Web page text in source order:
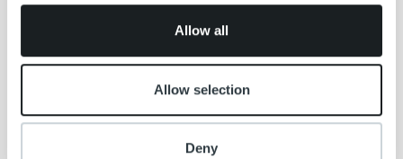
Allow all
Allow selection
Deny
tarjoaja Suomessa. Palvelumme kattaa koko laskun
elinkaaren hallinnan laskujen välityksestä reskontran
hoitoon, saatavien hallintaan ja rahoitukseen. Kilpailemme
toimintamallimme pohjautuu omaan teknologiaan,
automaatioon ja reaaliaikaiseen raportointiin. Työllistämme